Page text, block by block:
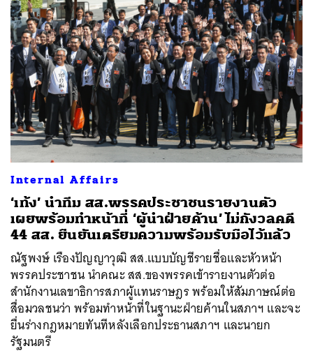
Internal Affairs
‘เท้ง’ นำทีม สส.พรรคประชาชนรายงานตัว
เผยพร้อมทำหน้าที่ ‘ผู้นำฝ่ายค้าน’ ไม่กังวลคดี
44 สส. ยืนยันเตรียมความพร้อมรับมือไว้แล้ว
ณัฐพงษ์ เรืองปัญญาวุฒิ สส.แบบบัญชีรายชื่อและหัวหน้า
พรรคประชาชน นำคณะ สส.ของพรรคเข้ารายงานตัวต่อ
สำนักงานเลขาธิการสภาผู้แทนราษฎร พร้อมให้สัมภาษณ์ต่อ
สื่อมวลชนว่า พร้อมทำหน้าที่ในฐานะฝ่ายค้านในสภาฯ และจะ
ยื่นร่างกฎหมายทันทีหลังเลือกประธานสภาฯ และนายก
รัฐมนตรี